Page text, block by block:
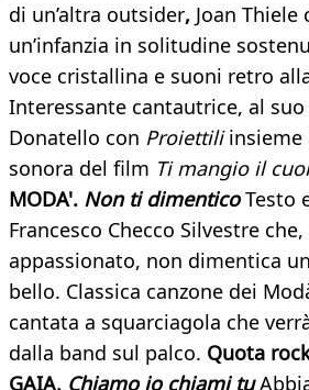
di un’altra outsider, Joan Thiele
un’infanzia in solitudine
voce cristallina e suoni retro
Interessante cantautrice, al
Donatello con Proiettiliinsieme
sonora del film Ti mangio il
MODA'. Non ti dimenticoTesto
Francesco Checco Silvestre
appassionato, non dimentica
bello. Classica canzone dei
cantata a squarciagola che
dalla band sul palco. Quota
GAIA. Chiamo io chiami tu